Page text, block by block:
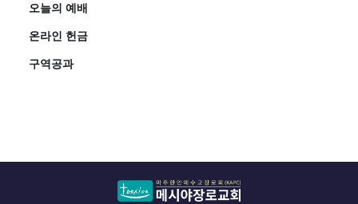
오늘의 예배
온라인 헌금
구역공과